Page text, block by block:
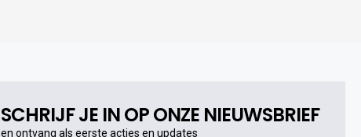
SCHRIJF JE IN OP ONZE NIEUWSBRIEF
en ontvang als eerste acties en updates